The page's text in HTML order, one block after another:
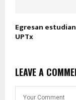
Egresan
UPTx
LEAVE A